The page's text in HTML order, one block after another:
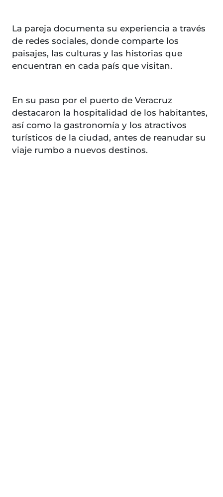
La pareja documenta su experiencia a través
de redes sociales, donde comparte los
paisajes, las culturas y las historias que
encuentran en cada país que visitan.
En su paso por el puerto de Veracruz
destacaron la hospitalidad de los habitantes,
así como la gastronomía y los atractivos
turísticos de la ciudad, antes de reanudar su
viaje rumbo a nuevos destinos.